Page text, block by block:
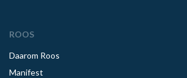
ROOS
Daarom Roos
Manifest